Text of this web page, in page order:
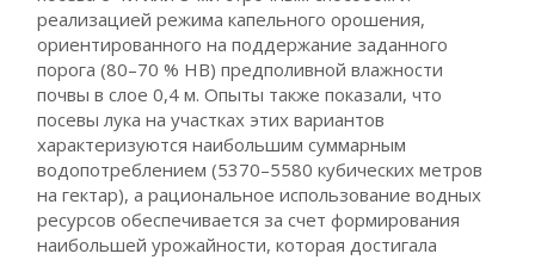
реализацией режима капельного орошения,
ориентированного на поддержание заданного
порога (80–70 % НВ) предполивной влажности
почвы в слое 0,4 м. Опыты также показали, что
посевы лука на участках этих вариантов
характеризуются наибольшим суммарным
водопотреблением (5370–5580 кубических метров
на гектар), а рациональное использование водных
ресурсов обеспечивается за счет формирования
наибольшей урожайности, которая достигала